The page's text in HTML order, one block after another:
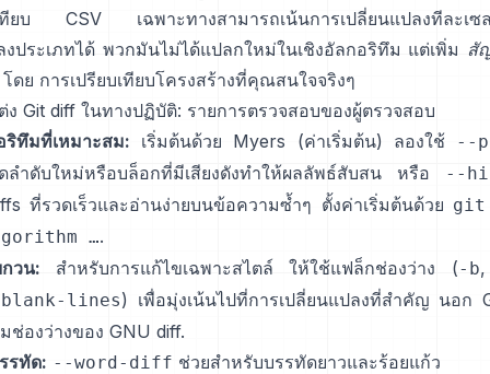
ทียบ CSV เฉพาะทางสามารถเน้นการเปลี่ยนแปลงทีละเซ
งประเภทได้ พวกมันไม่ได้แปลกใหม่ในเชิงอัลกอริทึม แต่เพิ่ม สั
ดย การเปรียบเทียบโครงสร้างที่คุณสนใจจริงๆ
ง Git diff ในทางปฏิบัติ: รายการตรวจสอบของผู้ตรวจสอบ
ริทึมที่เหมาะสม: เริ่มต้นด้วย Myers (ค่าเริ่มต้น) ลองใช้ --
ลำดับใหม่หรือบล็อกที่มีเสียงดังทำให้ผลลัพธ์สับสน หรือ --
ที่รวดเร็วและอ่านง่ายบนข้อความซ้ำๆ ตั้งค่าเริ่มต้นด้วย git
….
กวน: สำหรับการแก้ไขเฉพาะสไตล์ ให้ใช้แฟล็กช่องว่าง (-b,
lines) เพื่อมุ่งเน้นไปที่การเปลี่ยนแปลงที่สำคัญ นอก
ช่องว่างของ GNU diff.
รทัด: --word-diff ช่วยสำหรับบรรทัดยาวและร้อยแก้ว